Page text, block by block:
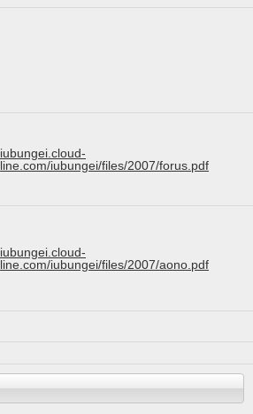
iubungei.cloud-
line.com/iubungei/files/2007/forus.pdf
iubungei.cloud-
line.com/iubungei/files/2007/aono.pdf